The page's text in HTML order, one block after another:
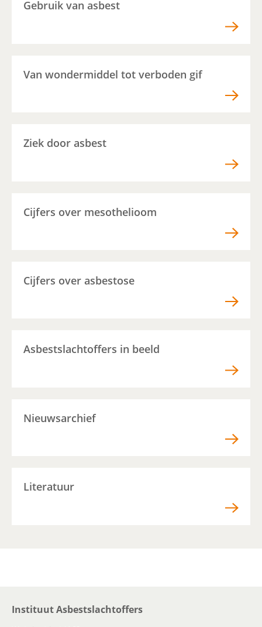
Gebruik van asbest
Van wondermiddel tot verboden gif
Ziek door asbest
Cijfers over mesothelioom
Cijfers over asbestose
Asbestslachtoffers in beeld
Nieuwsarchief
Literatuur
Instituut Asbestslachtoffers